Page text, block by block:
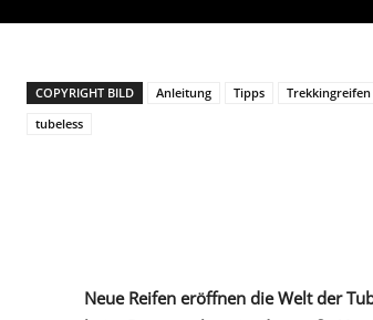
COPYRIGHT BILD Anleitung Tipps
Trekkingreifen
tubeless
Neue Reifen eröffnen die Welt der